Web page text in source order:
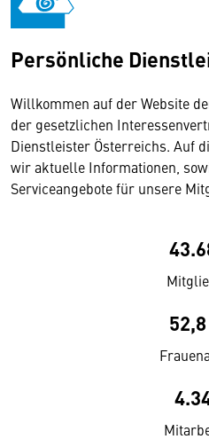
Persönliche
Willkommen auf der Website
der gesetzlichen
Dienstleister Österreichs. Auf
wir aktuelle Informationen,
Serviceangebote für unsere